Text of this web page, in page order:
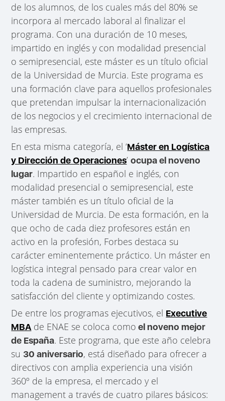
de los alumnos, de los cuales más del 80% se
incorpora al mercado laboral al finalizar el
programa. Con una duración de 10 meses,
impartido en inglés y con modalidad presencial
o semipresencial, este máster es un título oficial
de la Universidad de Murcia. Este programa es
una formación clave para aquellos profesionales
que pretendan impulsar la internacionalización
de los negocios y el crecimiento internacional de
las empresas.
En esta misma categoría, el ‘Máster en Logística
y Dirección de Operaciones’ocupa el noveno
lugar. Impartido en español e inglés, con
modalidad presencial o semipresencial, este
máster también es un título oficial de la
Universidad de Murcia. De esta formación, en la
que ocho de cada diez profesores están en
activo en la profesión, Forbes destaca su
carácter eminentemente práctico. Un máster en
logística integral pensado para crear valor en
toda la cadena de suministro, mejorando la
satisfacción del cliente y optimizando costes.
De entre los programas ejecutivos, el Executive
MBA de ENAE se coloca como el noveno mejor
de España. Este programa, que este año celebra
su30 aniversario, está diseñado para ofrecer a
directivos con amplia experiencia una visión
360º de la empresa, el mercado y el
management a través de cuatro pilares básicos: